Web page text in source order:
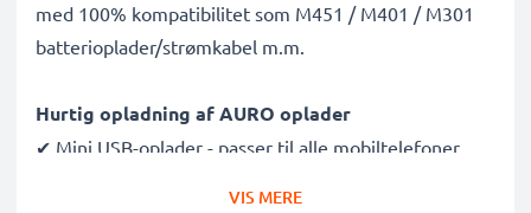
med 100% kompatibilitet som M451 / M401 / M301
batterioplader/strømkabel m.m.
Hurtig opladning af AURO oplader
✔ Mini USB-oplader - passer til alle mobiltelefoner
VIS MERE